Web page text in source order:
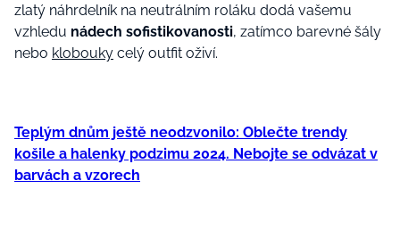
zlatý náhrdelník na neutrálním roláku dodá vašemu
vzhledu nádech sofistikovanosti, zatímco barevné šály
nebo klobouky celý outfit oživí.
Teplým dnům ještě neodzvonilo: Oblečte trendy
košile a halenky podzimu 2024. Nebojte se odvázat v
barvách a vzorech